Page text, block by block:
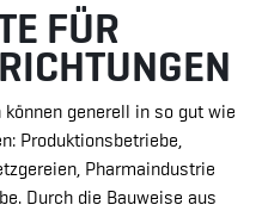
FÜR
generell in so gut wie
Produktionsbetriebe,
Pharmaindustrie
Durch die Bauweise aus